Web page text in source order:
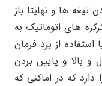
ها و نهایتا باز
های اتوماتیک به
از برد فرمان
و بالا و پایین بردن
که در اماکنی که